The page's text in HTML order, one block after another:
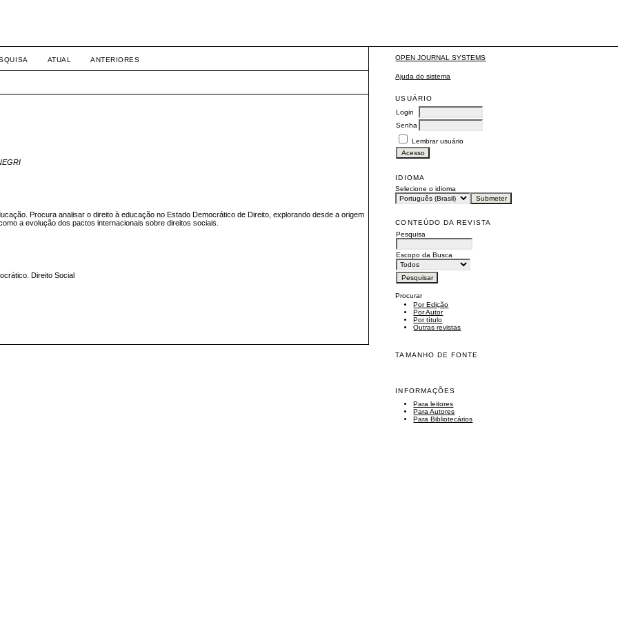
OPEN JOURNAL SYSTEMS
Ajuda do sistema
USUÁRIO
Login
Senha
Lembrar usuário
IDIOMA
Selecione o idioma
CONTEÚDO DA REVISTA
Pesquisa
Escopo da Busca
Procurar
Por Edição
Por Autor
Por título
Outras revistas
TAMANHO DE FONTE
INFORMAÇÕES
Para leitores
Para Autores
Para Bibliotecários
ATUAL ANTERIORES
Procura analisar o direito à educação no Estado Democrático de Direito, explorando desde a origem
a evolução dos pactos internacionais sobre direitos sociais.
Direito Social